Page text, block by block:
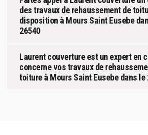
des travaux de rehaussement de
disposition à Mours Saint Eusebe
26540
Laurent couverture est un expert en
concerne vos travaux de
toiture à Mours Saint Eusebe dans le